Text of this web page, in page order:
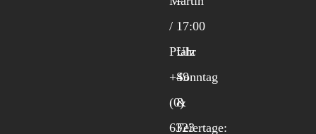
/
Pfalz
+49
(0)
6323
17:00
Uhr
Sonntag
&
Feiertage: